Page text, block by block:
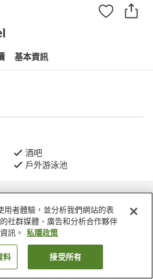
基本資訊
酒吧
戶外游泳池
議會 Aurora Ozone Hotel
找客房
用者體驗，並分析我們網站的表
社群媒體、廣告和分析合作夥伴
訊。
私隱政策
料 接受所有